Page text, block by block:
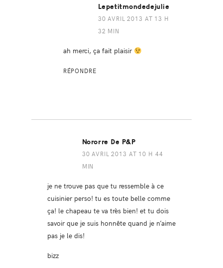
Lepetitmondedejulie
30 AVRIL 2013 AT 13 H
32 MIN
ah merci, ça fait plaisir
RÉPONDRE
Nororre De P&P
30 AVRIL 2013 AT 10 H 44
MIN
je ne trouve pas que tu ressemble à ce
cuisinier perso! tu es toute belle comme
ça! le chapeau te va très bien! et tu dois
savoir que je suis honnête quand je n’aime
pas je le dis!
bizz